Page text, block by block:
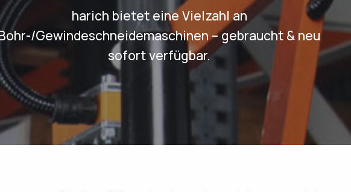
harich bietet eine Vielzahl an
Gewindeschneidemaschinen – gebraucht & neu
sofort verfügbar.